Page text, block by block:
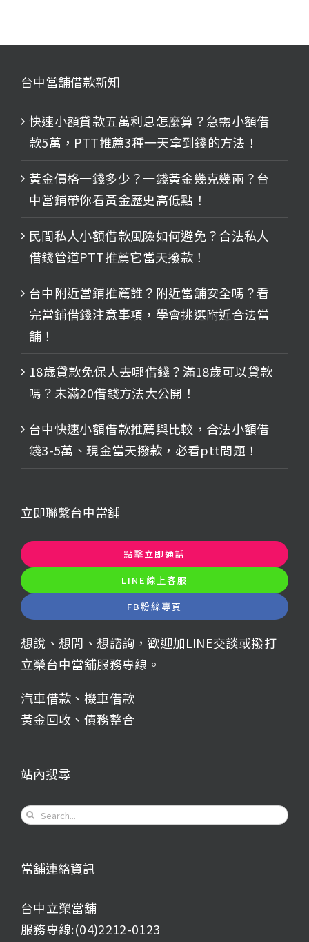
台中當舖借款新知
快速小額貸款五萬利息怎麼算？急需小額借
款5萬，PTT推薦3種一天拿到錢的方法！
黃金價格一錢多少？一錢黃金幾克幾兩？台
中當鋪帶你看黃金歷史高低點！
民間私人小額借款風險如何避免？合法私人
借錢管道PTT推薦它當天撥款！
台中附近當鋪推薦誰？附近當舖安全嗎？看
完當鋪借錢注意事項，學會挑選附近合法當
舖！
18歲貸款免保人去哪借錢？滿18歲可以貸款
嗎？未滿20借錢方法大公開！
台中快速小額借款推薦與比較，合法小額借
錢3-5萬、現金當天撥款，必看ptt問題！
立即聯繫台中當舖
點擊立即通話
LINE線上客服
FB粉絲專頁
想說、想問、想諮詢，歡迎加LINE交談或撥打
立榮台中當舖服務專線。
汽車借款 、 機車借款
黃金回收 、 債務整合
站內搜尋
Search
當舖連絡資訊
台中立榮當舖
服務專線:(04)2212-0123